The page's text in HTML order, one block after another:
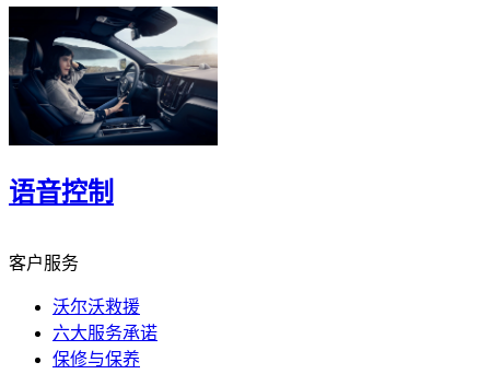
语音控制